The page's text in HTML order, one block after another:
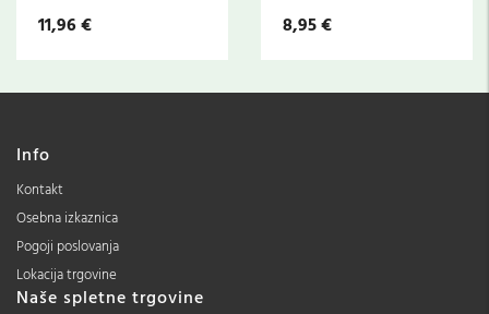
11,96 € 8,95 €
Info
Kontakt
Osebna izkaznica
Pogoji poslovanja
Lokacija trgovine
Naše spletne trgovine